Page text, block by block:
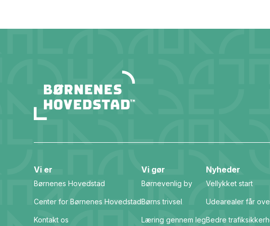
Vi er
Børnenes Hovedstad
Center for Børnenes Hovedstad
Kontakt os
Vi gør
Børnevenlig by
Børns trivsel
Læring gennem leg
Nyheder
Vellykket start
Udearealer får
Bedre